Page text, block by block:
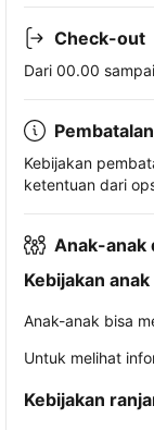
Check-out
Dari 00.00
Kebijakan
ketentuan dari
Anak-anak
Kebijakan anak
Anak-anak bisa
Untuk melihat
Kebijakan